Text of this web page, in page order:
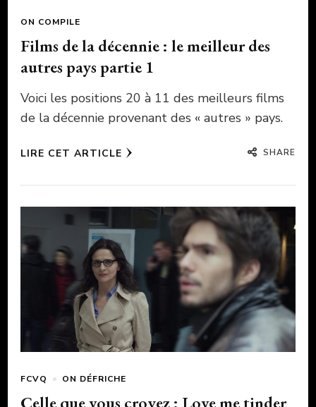
ON COMPILE
Films de la décennie : le meilleur des
autres pays partie 1
Voici les positions 20 à 11 des meilleurs films
de la décennie provenant des « autres » pays.
LIRE CET ARTICLE SHARE
FCVQ ON DÉFRICHE
Celle que vous croyez : Love me tinder